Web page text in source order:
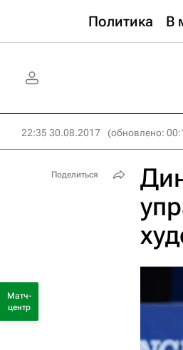
Политика В
22:35 30.08.2017 (обновлено:
Поделиться
Матч-
центр